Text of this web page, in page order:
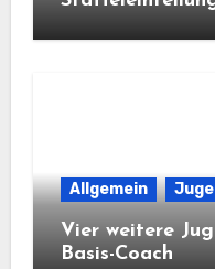
Allgemein
Vier weitere
Basis-Coach